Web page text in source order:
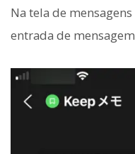
Na tela de
entrada de